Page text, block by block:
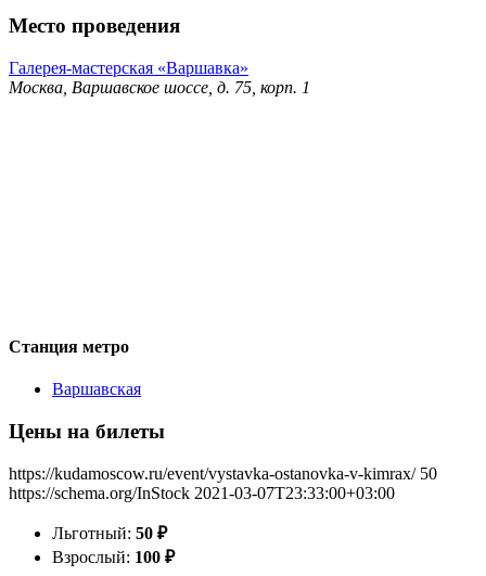
Место проведения
Галерея-мастерская «Варшавка»
Москва, Варшавское шоссе, д. 75, корп. 1
Станция метро
Варшавская
Цены на билеты
https://kudamoscow.ru/event/vystavka-ostanovka-v-kimrax/ 50
https://schema.org/InStock 2021-03-07T23:33:00+03:00
Льготный: 50 ₽
Взрослый: 100 ₽